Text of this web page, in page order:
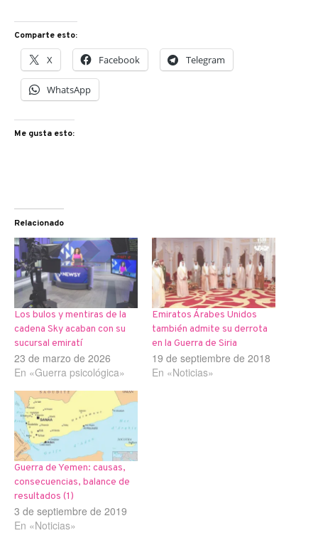
Comparte esto:
X Facebook Telegram
WhatsApp
Me gusta esto:
Relacionado
Los bulos y mentiras de la
cadena Sky acaban con su
sucursal emiratí
23 de marzo de 2026
En «Guerra psicológica»
Emiratos Árabes Unidos
también admite su derrota
en la Guerra de Siria
19 de septiembre de 2018
En «Noticias»
Guerra de Yemen: causas,
consecuencias, balance de
resultados (1)
3 de septiembre de 2019
En «Noticias»